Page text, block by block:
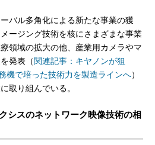
バル多角化による新たな事業の獲
ージング技術を核にさまざまな事業
領域の拡大の他、産業用カメラやマ
発表（関連記事：キヤノンが狙
機で培った技術力を製造ラインへ）
取り組んでいる。
シスのネットワーク映像技術の相